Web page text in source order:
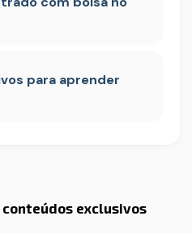
para aprender
exclusivos